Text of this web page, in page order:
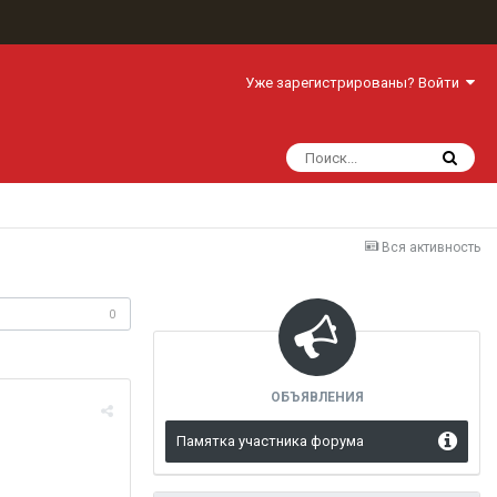
Уже зарегистрированы? Войти
Вся активность
0
ОБЪЯВЛЕНИЯ
Памятка участника форума